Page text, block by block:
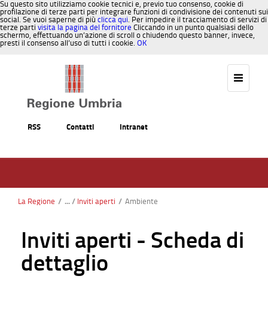
Su questo sito utilizziamo cookie tecnici e, previo tuo consenso, cookie di
profilazione di terze parti per integrare funzioni di condivisione dei contenuti sui
social. Se vuoi saperne di più clicca qui. Per impedire il tracciamento di servizi di
terze parti visita la pagina del fornitore Cliccando in un punto qualsiasi dello
schermo, effettuando un’azione di scroll o chiudendo questo banner, invece,
presti il consenso all’uso di tutti i cookie. OK
RSS Contatti Intranet
La Regione / Inviti aperti / Ambiente
Inviti aperti - Scheda di
dettaglio